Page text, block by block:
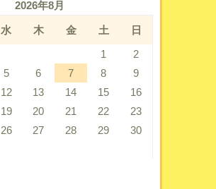
2026年8月
水 木 金 土
日
1
2
5 6 7 8
9
12 13 14 15
16
19 20 21 22
23
26 27 28 29
30